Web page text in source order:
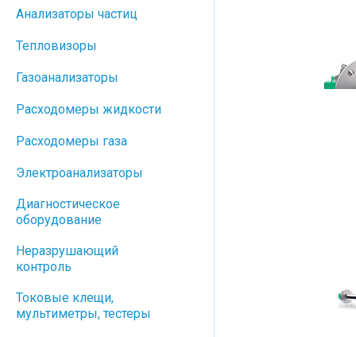
Анализаторы частиц
Тепловизоры
Газоанализаторы
Расходомеры жидкости
Расходомеры газа
Электроанализаторы
Диагностическое
оборудование
Неразрушающий
контроль
Токовые клещи,
мультиметры, тестеры